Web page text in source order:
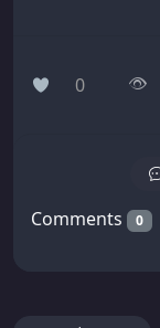
0
Comments 0